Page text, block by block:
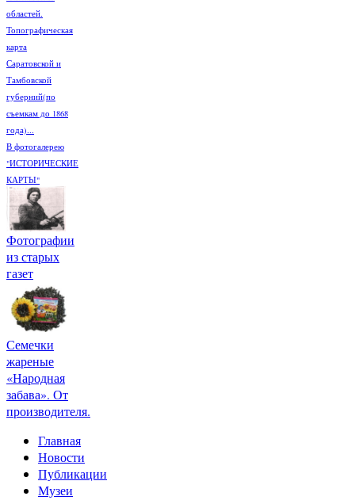
областей.
Топографическая
карта
Саратовской и
Тамбовской
губерний(по
съемкам до 1868
года)...
В фотогалерею
"ИСТОРИЧЕСКИЕ
КАРТЫ"
Фотографии
из старых
газет
Семечки
жареные
«Народная
забава». От
производителя.
Главная
Новости
Публикации
Музеи